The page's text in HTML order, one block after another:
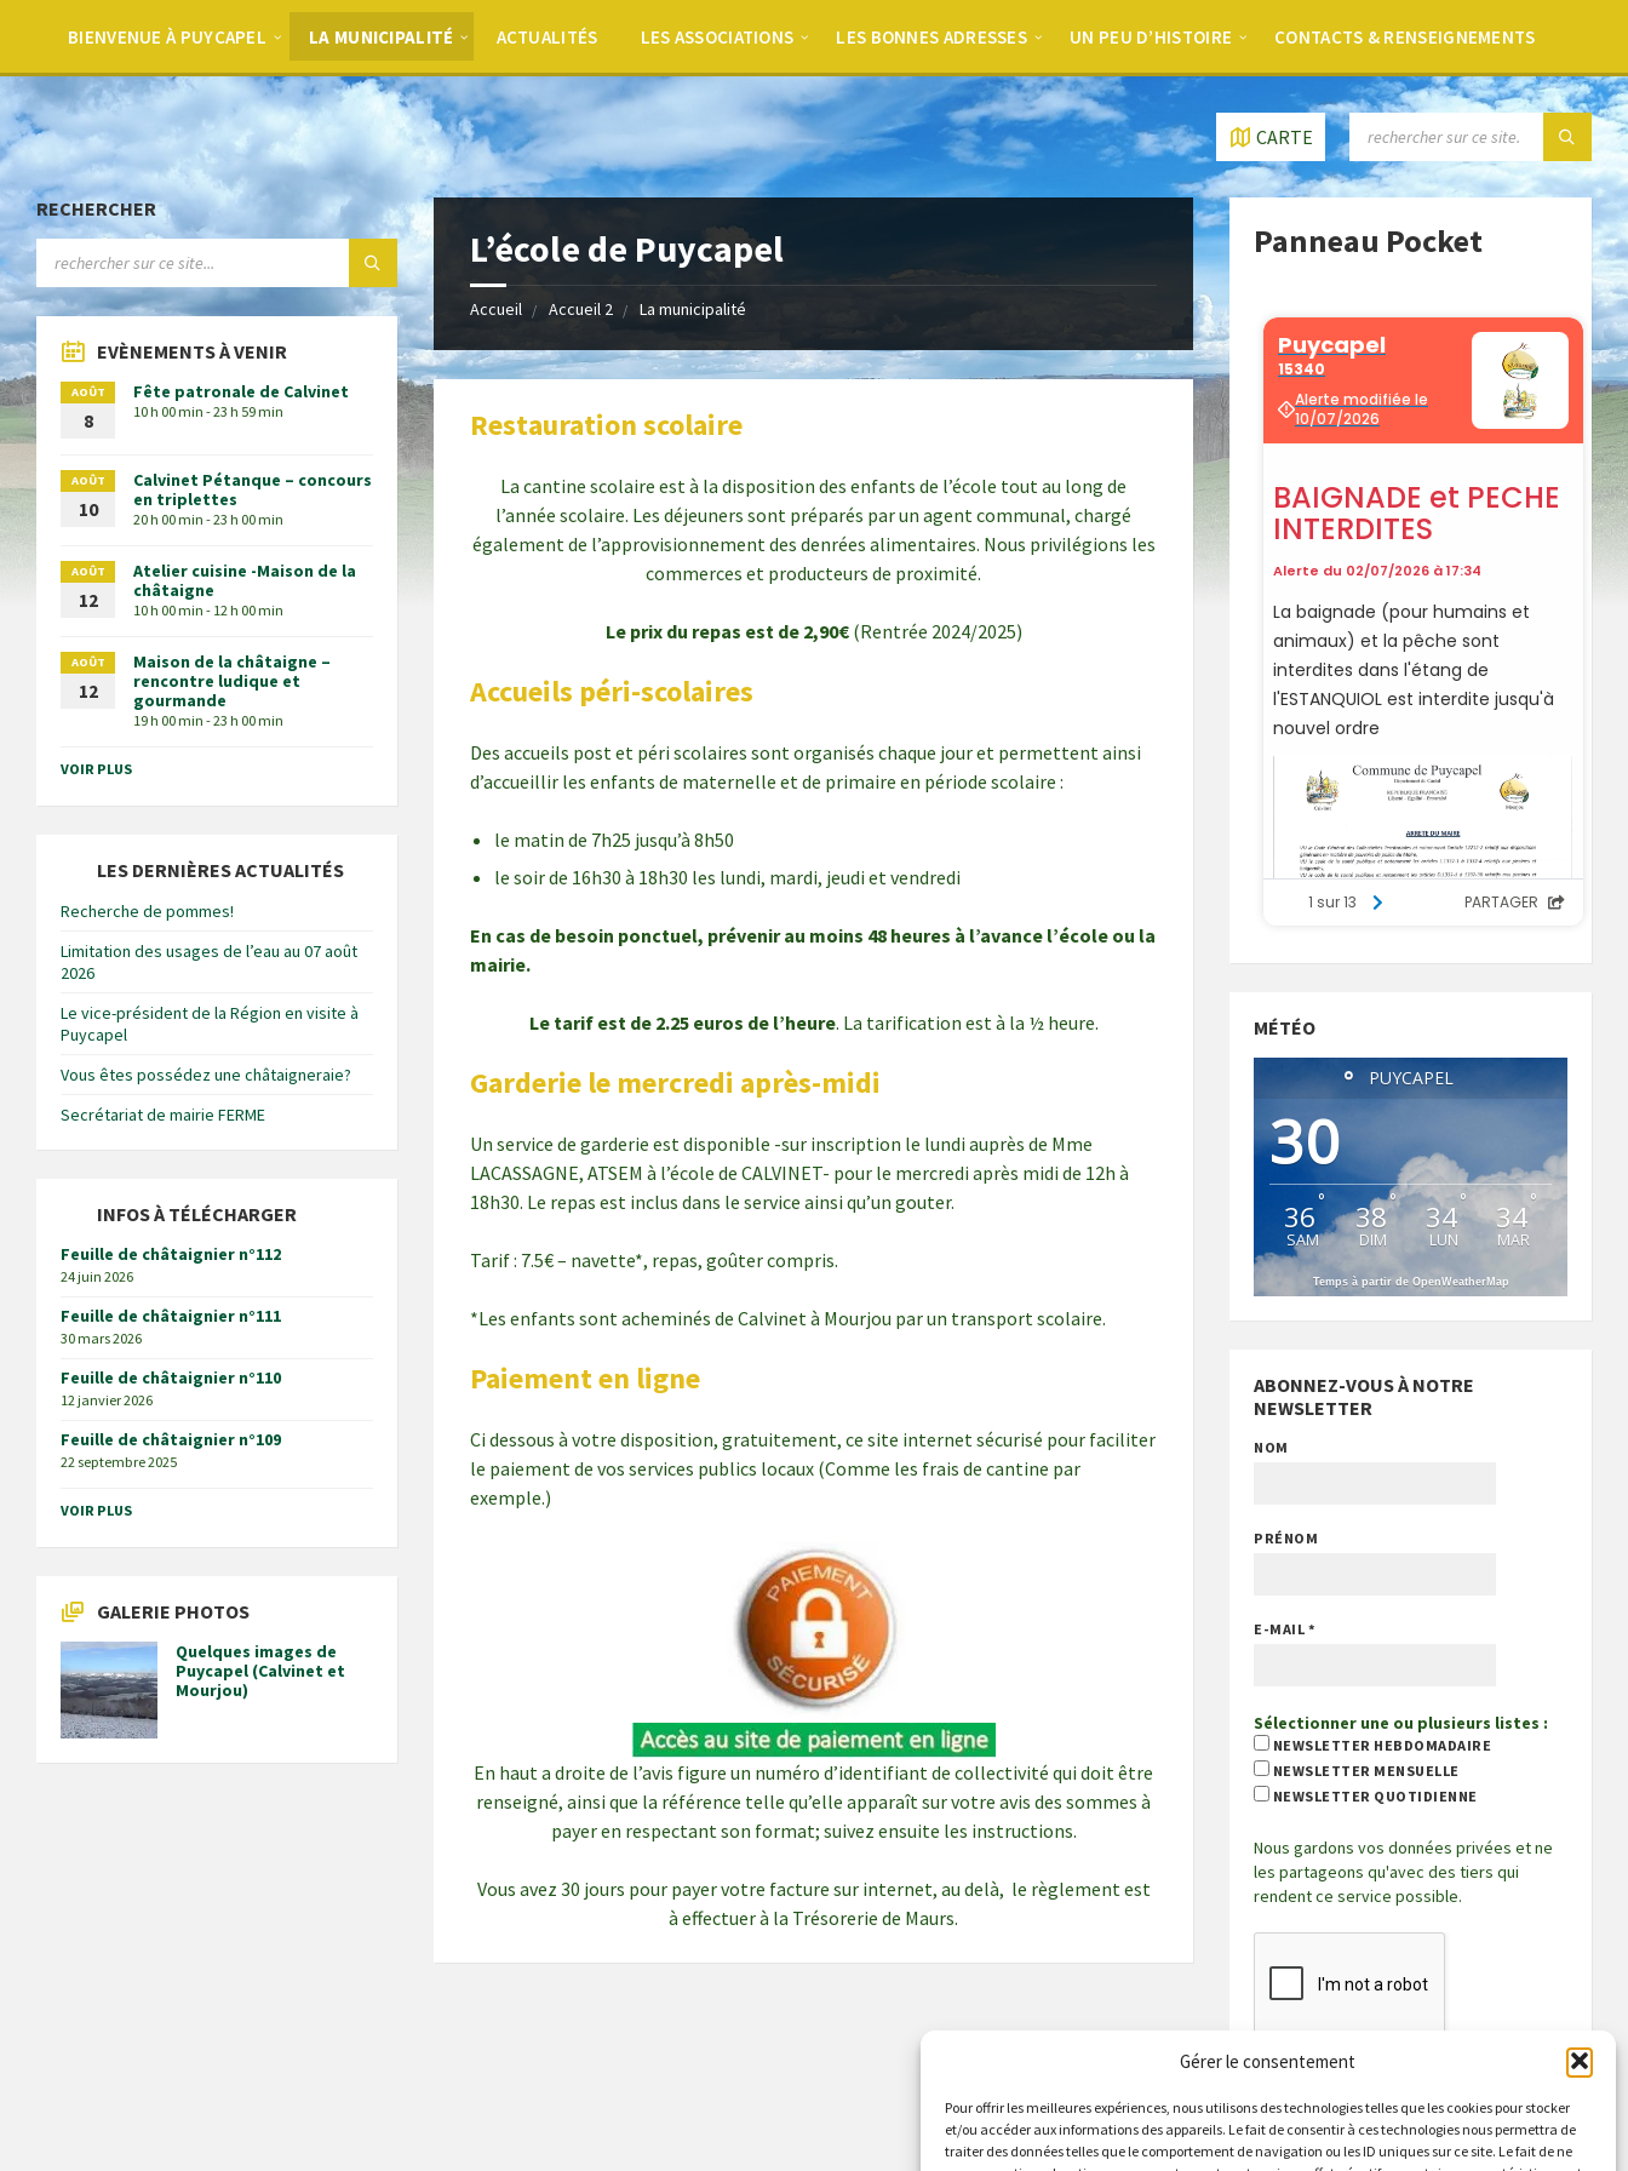
Gérer le consentement
Pour offrir les meilleures expériences, nous utilisons des technologies telles que les cookies pour stocker
et/ou accéder aux informations des appareils. Le fait de consentir à ces technologies nous permettra de
traiter des données telles que le comportement de navigation ou les ID uniques sur ce site. Le fait de ne
BIENVENUE À PUYCAPEL LA MUNICIPALITÉ ACTUALITÉS LES ASSOCIATIONS LES BONNES ADRESSES UN PEU D’HISTOIRE CONTACTS & RENSEIGNEMENTS
CARTE
L’école de Puycapel
Accueil Accueil 2 La municipalité
Restauration scolaire
La cantine scolaire est à la disposition des enfants de l’école tout au long de
l’année scolaire. Les déjeuners sont préparés par un agent communal, chargé
également de l’approvisionnement des denrées alimentaires. Nous privilégions les
commerces et producteurs de proximité.
Le prix du repas est de 2,90€ (Rentrée 2024/2025)
Accueils péri-scolaires
Des accueils post et péri scolaires sont organisés chaque jour et permettent ainsi
d’accueillir les enfants de maternelle et de primaire en période scolaire :
le matin de 7h25 jusqu’à 8h50
le soir de 16h30 à 18h30 les lundi, mardi, jeudi et vendredi
En cas de besoin ponctuel, prévenir au moins 48 heures à l’avance l’école ou la
mairie.
Le tarif est de 2.25 euros de l’heure. La tarification est à la ½ heure.
Garderie le mercredi après-midi
Un service de garderie est disponible -sur inscription le lundi auprès de Mme
LACASSAGNE, ATSEM à l’école de CALVINET- pour le mercredi après midi de 12h à
18h30. Le repas est inclus dans le service ainsi qu’un gouter.
Tarif : 7.5€ – navette*, repas, goûter compris.
*Les enfants sont acheminés de Calvinet à Mourjou par un transport scolaire.
Paiement en ligne
Ci dessous à votre disposition, gratuitement, ce site internet sécurisé pour faciliter
le paiement de vos services publics locaux (Comme les frais de cantine par
exemple.)
En haut a droite de l’avis figure un numéro d’identifiant de collectivité qui doit être
renseigné, ainsi que la référence telle qu’elle apparaît sur votre avis des sommes à
payer en respectant son format; suivez ensuite les instructions.
Vous avez 30 jours pour payer votre facture sur internet, au delà, le règlement est
à effectuer à la Trésorerie de Maurs.
RECHERCHER
EVÈNEMENTS À VENIR
AOÛT
8
Fête patronale de Calvinet
10 h 00 min - 23 h 59 min
AOÛT
10
Calvinet Pétanque – concours
en triplettes
20 h 00 min - 23 h 00 min
AOÛT
12
Atelier cuisine -Maison de la
châtaigne
10 h 00 min - 12 h 00 min
AOÛT
12
Maison de la châtaigne –
rencontre ludique et
gourmande
19 h 00 min - 23 h 00 min
VOIR PLUS
LES DERNIÈRES ACTUALITÉS
Recherche de pommes!
Limitation des usages de l’eau au 07 août
2026
Le vice-président de la Région en visite à
Puycapel
Vous êtes possédez une châtaigneraie?
Secrétariat de mairie FERME
INFOS À TÉLÉCHARGER
Feuille de châtaignier n°112
24 juin 2026
Feuille de châtaignier n°111
30 mars 2026
Feuille de châtaignier n°110
12 janvier 2026
Feuille de châtaignier n°109
22 septembre 2025
VOIR PLUS
GALERIE PHOTOS
Quelques images de
Puycapel (Calvinet et
Mourjou)
Panneau Pocket
MÉTÉO
PUYCAPEL
30
°
36°
SAM
38°
DIM
34°
LUN
34°
MAR
Temps à partir de OpenWeatherMap
ABONNEZ-VOUS À NOTRE
NEWSLETTER
NOM
PRÉNOM
E-MAIL *
Sélectionner une ou plusieurs listes :
NEWSLETTER HEBDOMADAIRE
NEWSLETTER MENSUELLE
NEWSLETTER QUOTIDIENNE
Nous gardons vos données privées et ne
les partageons qu'avec des tiers qui
rendent ce service possible.